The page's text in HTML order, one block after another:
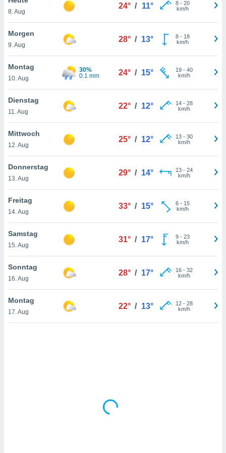
oder
Partner
es uns
das
der
Profil zu
Ihnen
finden
. Sie
jederzeit
Rand
8. Aug
24° / 11° 8- 20
km/h
Morgen
9. Aug
28° / 13° 8- 18
km/h
Montag
10. Aug
30%
0.1 mm
24° / 15° 19- 40
km/h
Dienstag
11. Aug
22° / 12° 14- 28
km/h
Mittwoch
12. Aug
25° / 12° 13- 30
km/h
Donnerstag
13. Aug
29° / 14° 13- 24
km/h
Freitag
14. Aug
33° / 15° 6- 15
km/h
Samstag
15. Aug
31° / 17° 9- 23
km/h
Sonntag
16. Aug
28° / 17° 16- 32
km/h
Montag
17. Aug
22° / 13° 12- 28
km/h